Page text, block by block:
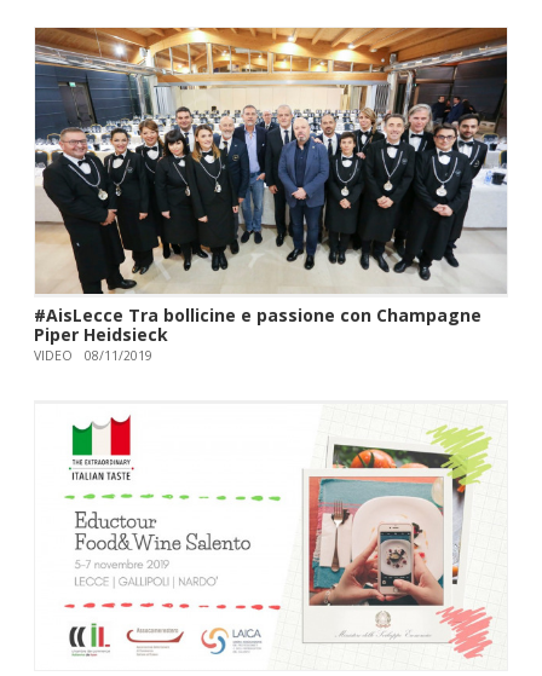
#AisLecce Tra bollicine e passione con Champagne
Piper Heidsieck
VIDEO 08/11/2019